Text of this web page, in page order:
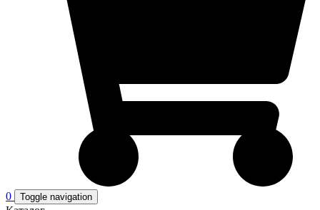
0 Toggle navigation